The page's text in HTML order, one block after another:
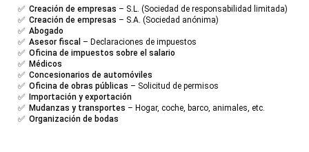
✅ Creación de empresas – S.L. (Sociedad de responsabilidad limitada)
✅ Creación de empresas – S.A. (Sociedad anónima)
✅ Abogado
✅ Asesor fiscal – Declaraciones de impuestos
✅ Oficina de impuestos sobre el salario
✅ Médicos
✅ Concesionarios de automóviles
✅ Oficina de obras públicas – Solicitud de permisos
✅ Importación y exportación
✅ Mudanzas y transportes – Hogar, coche, barco, animales, etc.
✅ Organización de bodas